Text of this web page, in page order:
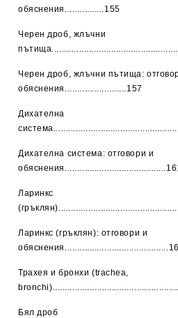
обяснения................155
Черен дроб, жлъчни
Черен дроб, жлъчни пътища:
обяснения.........................157
Дихателна
Дихателна система: отговори и
Ларинкс
Ларинкс (гръклян): отговори и
Трахея и бронхи (trachea,
Бял дроб